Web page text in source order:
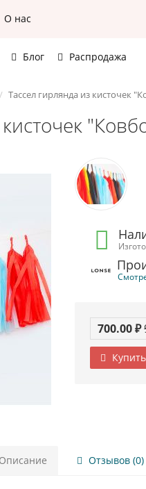
О нас
Блог Распродажа
Тассел гирлянда из кисточек
700.00 ₽
Купить
Описание Отзывов (0)